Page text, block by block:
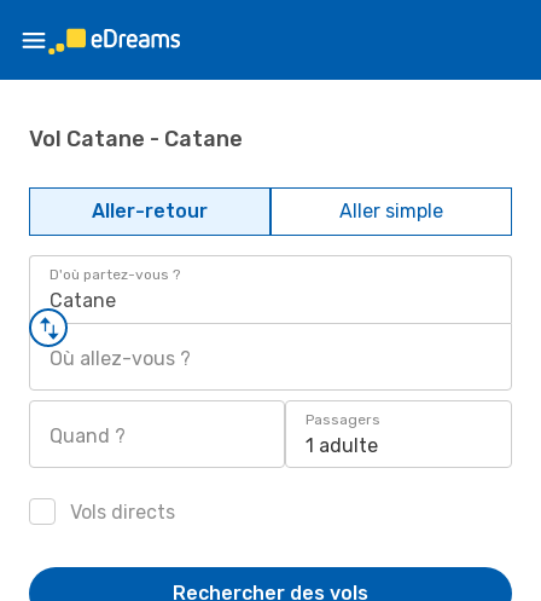
Vol Catane - Catane
Aller-retour Aller simple
D'où partez-vous ?
Catane
Où allez-vous ?
Quand ?
Passagers
1 adulte
Vols directs
Rechercher des vols